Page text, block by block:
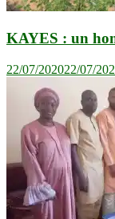
KAYES : un
22/07/202022/07/